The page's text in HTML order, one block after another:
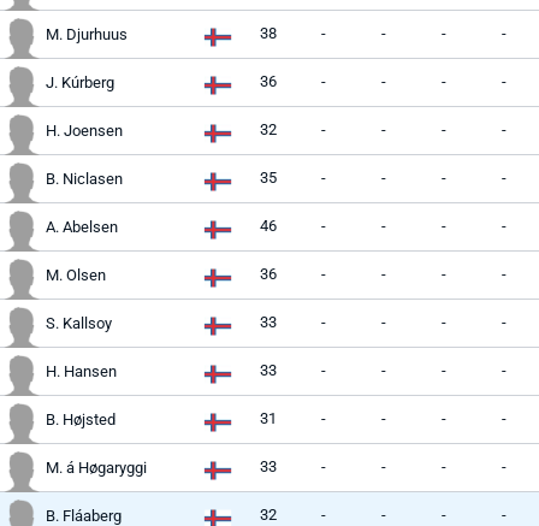
M. Djurhuus 38 - - - -
J. Kúrberg 36 - - - -
H. Joensen 32 - - - -
B. Niclasen 35 - - - -
A. Abelsen 46 - - - -
M. Olsen 36 - - - -
S. Kallsoy 33 - - - -
H. Hansen 33 - - - -
B. Højsted 31 - - - -
M. á Høgaryggi 33 - - - -
B. Fláaberg 32 - - - -